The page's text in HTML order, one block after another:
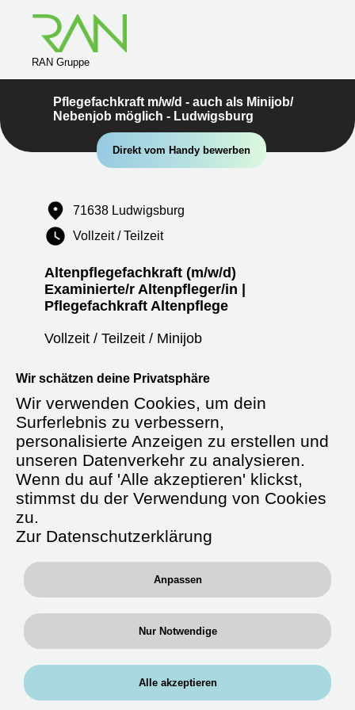
RAN Gruppe
Pflegefachkraft m/w/d - auch als Minijob/
Nebenjob möglich - Ludwigsburg
Direkt vom Handy bewerben
71638 Ludwigsburg
Vollzeit / Teilzeit
Altenpflegefachkraft (m/w/d)
Examinierte/r Altenpfleger/in |
Pflegefachkraft Altenpflege
Vollzeit / Teilzeit / Minijob
Willkommen bei der RAN Gruppe –
Dein Einstieg, deine Bedingungen.
Erreichbar unter0711 / 658 692-22
per WhatsApp: 0176-61169744
Starte durch als
Altenpflegefachkraft
Du arbeitest in Bereichen, in denen du
Stationseinheiten oder auf Wunsch auch
Krankenhäusern. Einsätze sind regional
Wir schätzen deine Privatsphäre
Wir verwenden Cookies, um dein
Surferlebnis zu verbessern,
personalisierte Anzeigen zu erstellen und
unseren Datenverkehr zu analysieren.
Wenn du auf 'Alle akzeptieren' klickst,
stimmst du der Verwendung von Cookies
zu.
Zur Datenschutzerklärung
Anpassen
Nur Notwendige
Alle akzeptieren